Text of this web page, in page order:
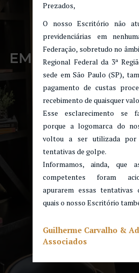
GRUPO DE
EMPRESARIAL –
PÓS-
Prezados,
O nosso Escritório não
previdenciárias em
Federação, sobretudo no
Regional Federal da 3ª
sede em São Paulo (SP),
pagamento de custas
recebimento de quaisquer
Esse esclarecimento se
porque a logomarca do
voltou a ser utilizada por
tentativas de golpe.
Informamos, ainda, que
competentes foram
apurarem essas tentativas
quais o nosso Escritório
Guilherme Carvalho &
Associados